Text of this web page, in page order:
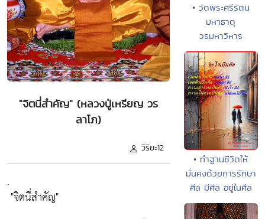
"จิตนี่สำคัญ" (หลวงปู่เหรียญ วร
ลาโภ)
วิริยะ12
.
"จิตนี่สำคัญ"
• วัดพระศรีรัตน
มหาธาตุ
วรมหาวิหาร
• ทำฐานชีวิตให้
มั่นคงด้วยการรักษา
ศีล มีศีล อยู่ในศีล